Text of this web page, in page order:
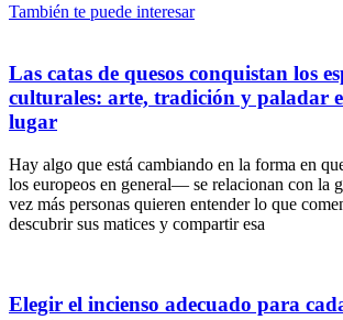
También te puede interesar
Las catas de quesos conquistan los
culturales: arte, tradición y paladar
lugar
Hay algo que está cambiando en la forma en
los europeos en general— se relacionan con la
vez más personas quieren entender lo que
descubrir sus matices y compartir esa
Elegir el incienso adecuado para